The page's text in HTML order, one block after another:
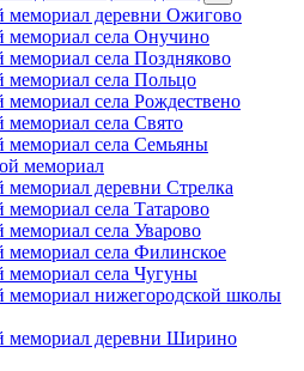
меню
мемориал деревни Ожигово
мемориал села Онучино
села Поздняково
мемориал села Польцо
села Рождествено
мемориал села Свято
мемориал села Семьяны
мемориал
мемориал деревни Стрелка
села Татарово
села Уварово
мемориал села Филинское
мемориал села Чугуны
мемориал нижегородской школы
мемориал деревни Ширино